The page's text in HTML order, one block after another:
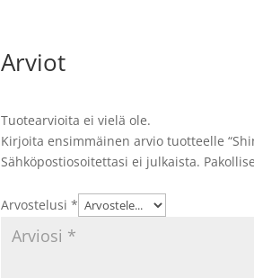
Arviot
Tuotearvioita ei vielä ole.
Kirjoita ensimmäinen arvio tuotteelle
Sähköpostiosoitettasi ei julkaista.
Arvostelusi*